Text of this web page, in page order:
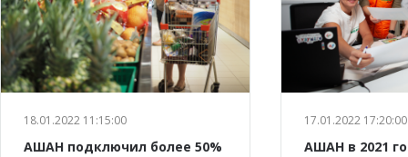
18.01.2022 11:15:00
АШАН подключил более 50%
17.01.2022 17:20:00
АШАН в 2021